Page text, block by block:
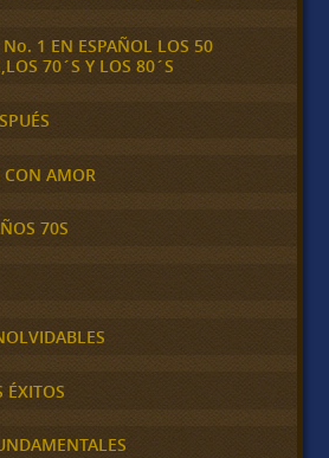
1 EN ESPAÑOL LOS 50
70´S Y LOS 80´S
AMOR
70S
ÉXITOS